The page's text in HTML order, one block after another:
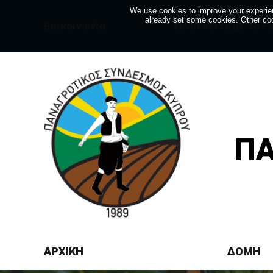
Συνδεθείτε με το
ΑΡΧΙΚΗ ΔΟΜΗ
We use cookies to improve your
already set some cookies. Other